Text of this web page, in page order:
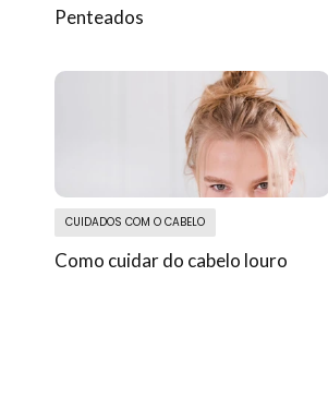
Penteados
CUIDADOS COM O CABELO
Como cuidar do cabelo louro